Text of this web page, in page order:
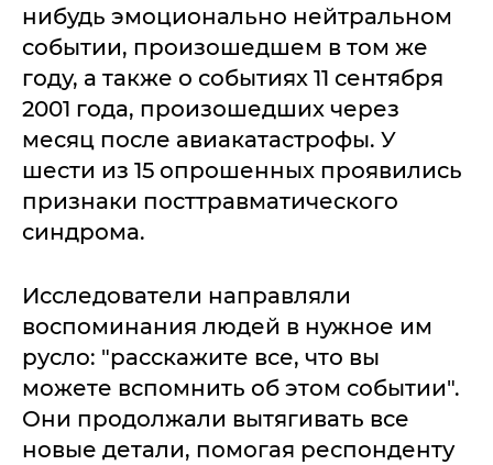
нибудь эмоционально нейтральном
событии, произошедшем в том же
году, а также о событиях 11 сентября
2001 года, произошедших через
месяц после авиакатастрофы. У
шести из 15 опрошенных проявились
признаки посттравматического
синдрома.
Исследователи направляли
воспоминания людей в нужное им
русло: "расскажите все, что вы
можете вспомнить об этом событии".
Они продолжали вытягивать все
новые детали, помогая респонденту